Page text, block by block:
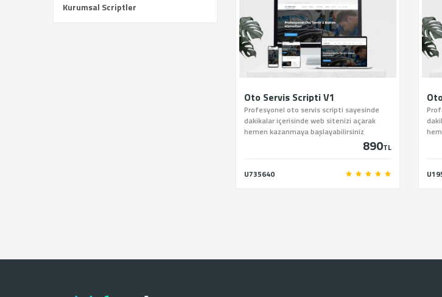
Oto Servis Scripti V1
Profesyonel oto servis scripti sayesinde
dakikalar içerisinde web sitenizi açarak
hemen kazanmaya başlayabilirsiniz
890TL
U735640
Kurumsal Scriptler